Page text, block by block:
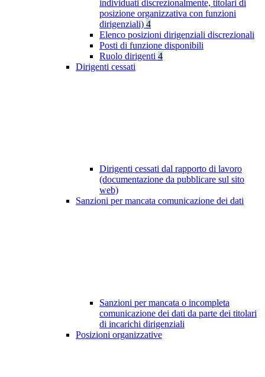
individuati discrezionalmente, titolari di
posizione organizzativa con funzioni
dirigenziali) 4
Elenco posizioni dirigenziali discrezionali
Posti di funzione disponibili
Ruolo dirigenti 4
Dirigenti cessati
Dirigenti cessati dal rapporto di lavoro
(documentazione da pubblicare sul sito
web)
Sanzioni per mancata comunicazione dei dati
Sanzioni per mancata o incompleta
comunicazione dei dati da parte dei titolari
di incarichi dirigenziali
Posizioni organizzative